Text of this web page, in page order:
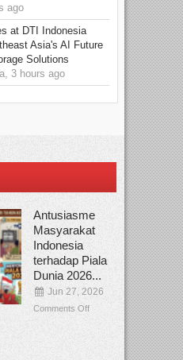
ago
at DTI Indonesia
Asia's AI Future
Solutions
3 hours ago
Antusiasme
Masyarakat
Indonesia
terhadap Piala
Dunia 2026...
Jun 27, 2026
Comments Off